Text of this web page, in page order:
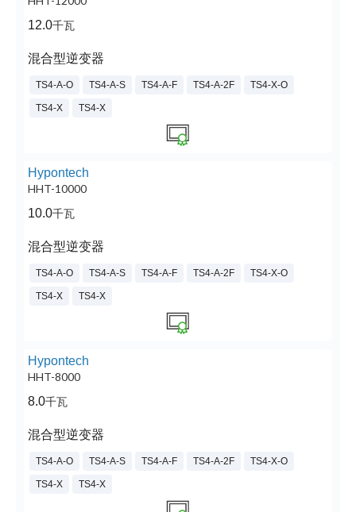
12.0千瓦
混合型逆变器
TS4-A-O TS4-A-S TS4-A-F TS4-A-2F TS4-X-O
TS4-X TS4-X
Hypontech
HHT-10000
10.0千瓦
混合型逆变器
TS4-A-O TS4-A-S TS4-A-F TS4-A-2F TS4-X-O
TS4-X TS4-X
Hypontech
HHT-8000
8.0千瓦
混合型逆变器
TS4-A-O TS4-A-S TS4-A-F TS4-A-2F TS4-X-O
TS4-X TS4-X